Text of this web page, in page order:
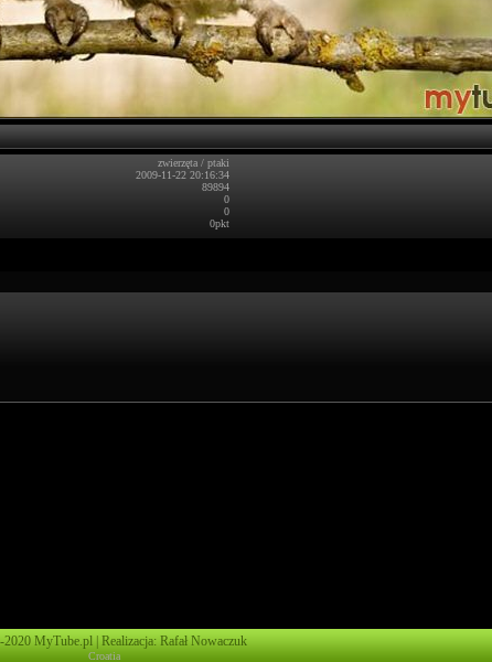
zwierzęta / ptaki
2009-11-22 20:16:34
89894
0
0
0pkt
MyTube.pl | Realizacja: Rafał Nowaczuk
Croatia